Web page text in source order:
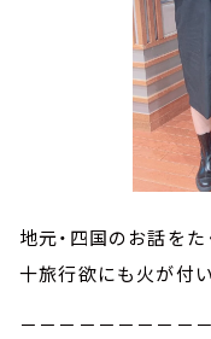
地元・四国のお話を
十旅行欲にも火が付い
－－－－－－－－－